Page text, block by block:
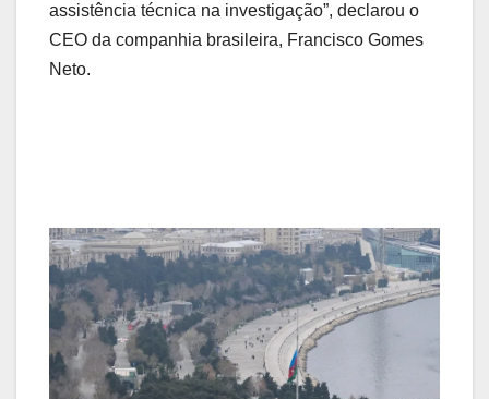
assistência técnica na investigação”, declarou o
CEO da companhia brasileira, Francisco Gomes
Neto.